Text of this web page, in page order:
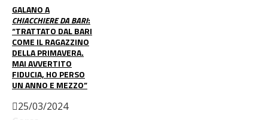
GALANO A
CHIACCHIERE DA BARI:
“TRATTATO DAL BARI
COME IL RAGAZZINO
DELLA PRIMAVERA.
MAI AVVERTITO
FIDUCIA, HO PERSO
UN ANNO E MEZZO”
25/03/2024